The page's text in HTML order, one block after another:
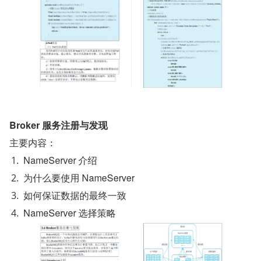
Broker 服务注册与发现
主要内容：
NameServer 介绍
为什么要使用 NameServer
如何保证数据的最终一致
NameServer 选择策略